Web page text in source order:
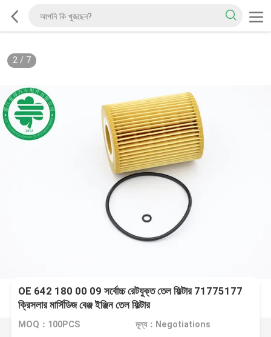
2/ 7
OE 642 180 00 09 সর্বোচ্চ রেটযুক্ত তেল ফিল্টার 71775177
ক্রিসলার মার্সিডিজ বেঞ্জ ইঞ্জিন তেল ফিল্টার
MOQ：100PCS মূল্য：Negotiations